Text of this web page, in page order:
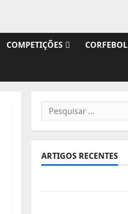
COMPETIÇÕES
Pesquisar
por:
ARTIGOS RECENTES